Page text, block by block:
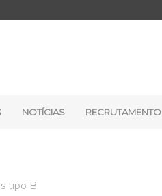
NOTÍCIAS RECRUTAMENTO
tipo B